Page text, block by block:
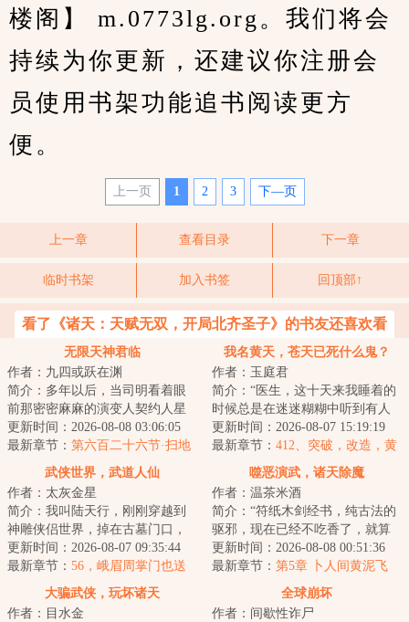
楼阁】 m.0773lg.org。我们将会
持续为你更新，还建议你注册会
员使用书架功能追书阅读更方
便。
上一页 1 2 3 下—页
上一章 查看目录 下一章
临时书架 加入书签 回顶部↑
看了《诸天：天赋无双，开局北齐圣子》的书友还喜欢看
无限天神君临
作者：九四或跃在渊
简介：多年以后，当司明看着眼
前那密密麻麻的演变人契约人星
级人天关人时。他准会想起自己
因为受不了零七...
更新时间：2026-08-08 03:06:05
最新章节： 第六百二十六节·扫地
我名黄天，苍天已死什么鬼？
作者：玉庭君
简介：“医生，这十天来我睡着的
时候总是在迷迷糊糊中听到有人
喊我的名字。”“黄天先生，你这是
幻听。”...
更新时间：2026-08-07 15:19:19
最新章节： 412、突破，改造，黄
天大圣！
武侠世界，武道人仙
作者：太灰金星
简介：我叫陆天行，刚刚穿越到
神雕侠侣世界，掉在古墓门口，
被小龙女捡到。坏消息：穿越时
身体变异，无法...
更新时间：2026-08-07 09:35:44
最新章节： 56，峨眉周掌门也送
了！【8K求月票！】
噬恶演武，诸天除魔
作者：温茶米酒
简介：“符纸木剑经书，纯古法的
驱邪，现在已经不吃香了，就算
术士出门，都得带个二百斤的香
炉防身，你不...
更新时间：2026-08-08 00:51:36
最新章节： 第5章 卜人间黄泥飞
鸟，翻云手喜得正餐（6200单
大骗武侠，玩坏诸天
作者：目水金
全球崩坏
作者：间歇性诈尸